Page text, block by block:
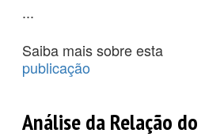
...
Saiba mais sobre esta
publicação
Análise da Relação do